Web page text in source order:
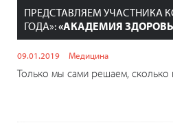
ПРЕДСТАВЛЯЕМ УЧАСТНИКА
ГОДА»:«АКАДЕМИЯ
09.01.2019 Медицина
Только мы сами решаем, сколько